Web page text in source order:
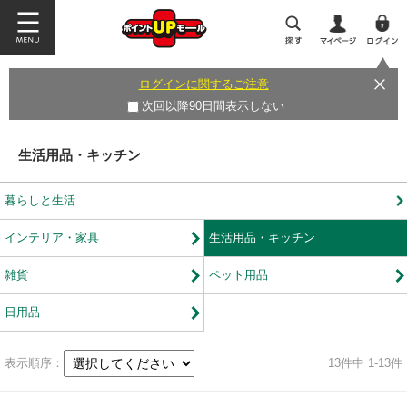
ログインに関するご注意
次回以降90日間表示しない
生活用品・キッチン
暮らしと生活
インテリア・家具 生活用品・キッチン
雑貨 ペット用品
日用品
表示順序： 13件中 1-13件